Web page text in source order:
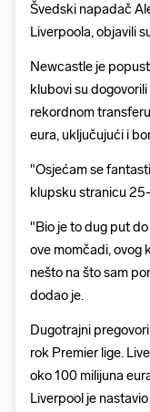
Švedski napadač
Liverpoola, objavili
Newcastle je
klubovi su
rekordnom
eura, uključujući i
"Osjećam se
klupsku stranicu
"Bio je to dug put
ove momčadi, ovog
nešto na što sam
dodao je.
Dugotrajni
rok Premier lige.
oko 100 milijuna
Liverpool je